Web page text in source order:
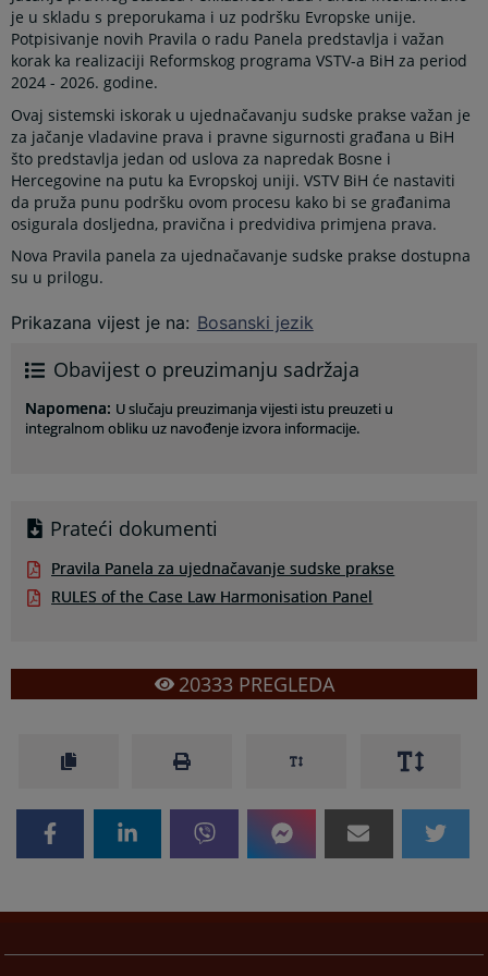
je u skladu s preporukama i uz podršku Evropske unije.
Potpisivanje novih Pravila o radu Panela predstavlja i važan
korak ka realizaciji Reformskog programa VSTV-a BiH za period
2024 - 2026. godine.
Ovaj sistemski iskorak u ujednačavanju sudske prakse važan je
za jačanje vladavine prava i pravne sigurnosti građana u BiH
što predstavlja jedan od uslova za napredak Bosne i
Hercegovine na putu ka Evropskoj uniji. VSTV BiH će nastaviti
da pruža punu podršku ovom procesu kako bi se građanima
osigurala dosljedna, pravična i predvidiva primjena prava.
Nova Pravila panela za ujednačavanje sudske prakse dostupna
su u prilogu.
Prikazana vijest je na: Bosanski jezik
Obavijest o preuzimanju sadržaja
Napomena: U slučaju preuzimanja vijesti istu preuzeti u
integralnom obliku uz navođenje izvora informacije.
Prateći dokumenti
Pravila Panela za ujednačavanje sudske prakse
RULES of the Case Law Harmonisation Panel
20333PREGLEDA